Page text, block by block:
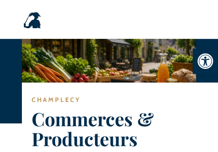
CHAMPLECY
Commerces &
Producteurs
Ouvrir